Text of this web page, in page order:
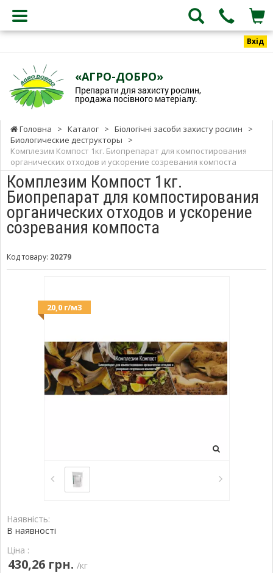
Вхід
«АГРО-ДОБРО»
Препарати для захисту рослин,
продажа посівного матеріалу.
Головна > Каталог > Біологічні засоби захисту рослин
>
Биологические деструкторы
>
Комплезим Компост 1кг. Биопрепарат для компостирования
органических отходов и ускорение созревания компоста
Комплезим Компост 1кг.
Биопрепарат для компостирования
органических отходов и ускорение
созревания компоста
Код товару: 20279
20,0 г/м3
Наявність:
В наявності
Ціна :
430,26 грн. /кг